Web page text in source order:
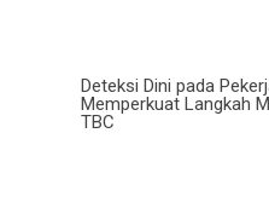
Deteksi Dini pada
Memperkuat Langkah
TBC